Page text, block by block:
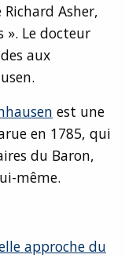
Asher,
». Le docteur
aux
est une
en 1785, qui
du Baron,
même.
approche du